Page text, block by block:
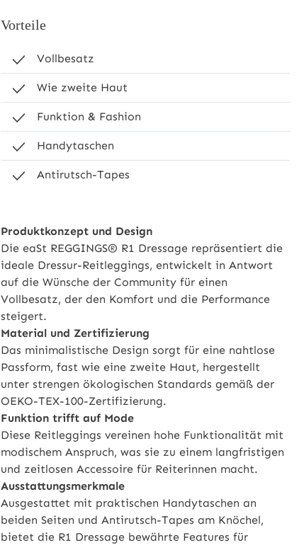
Vorteile
Vollbesatz
Wie zweite Haut
Funktion & Fashion
Handytaschen
Antirutsch-Tapes
Produktkonzept und Design
Die eaSt REGGINGS® R1 Dressage repräsentiert die
ideale Dressur-Reitleggings, entwickelt in Antwort
auf die Wünsche der Community für einen
Vollbesatz, der den Komfort und die Performance
steigert.
Material und Zertifizierung
Das minimalistische Design sorgt für eine nahtlose
Passform, fast wie eine zweite Haut, hergestellt
unter strengen ökologischen Standards gemäß der
OEKO-TEX-100-Zertifizierung.
Funktion trifft auf Mode
Diese Reitleggings vereinen hohe Funktionalität mit
modischem Anspruch, was sie zu einem langfristigen
und zeitlosen Accessoire für Reiterinnen macht.
Ausstattungsmerkmale
Ausgestattet mit praktischen Handytaschen an
beiden Seiten und Antirutsch-Tapes am Knöchel,
bietet die R1 Dressage bewährte Features für